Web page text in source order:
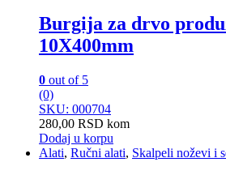
Burgija za drvo
10X400mm
0 out of 5
(0)
SKU: 000704
280,00 RSD kom
Dodaj u korpu
Alati, Ručni alati, Skalpeli noževi i